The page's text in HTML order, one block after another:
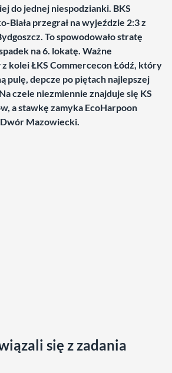
do jednej niespodzianki. BKS
Biała przegrał na wyjeździe 2:3 z
To spowodowało stratę
na 6. lokatę. Ważne
kolei ŁKS Commercecon Łódź, który
pulę, depcze po piętach najlepszej
czele niezmiennie znajduje się KS
a stawkę zamyka EcoHarpoon
Mazowiecki.
się z zadania